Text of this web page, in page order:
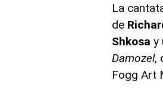
La
de
Shkosa y
Damozel,
Fogg Art